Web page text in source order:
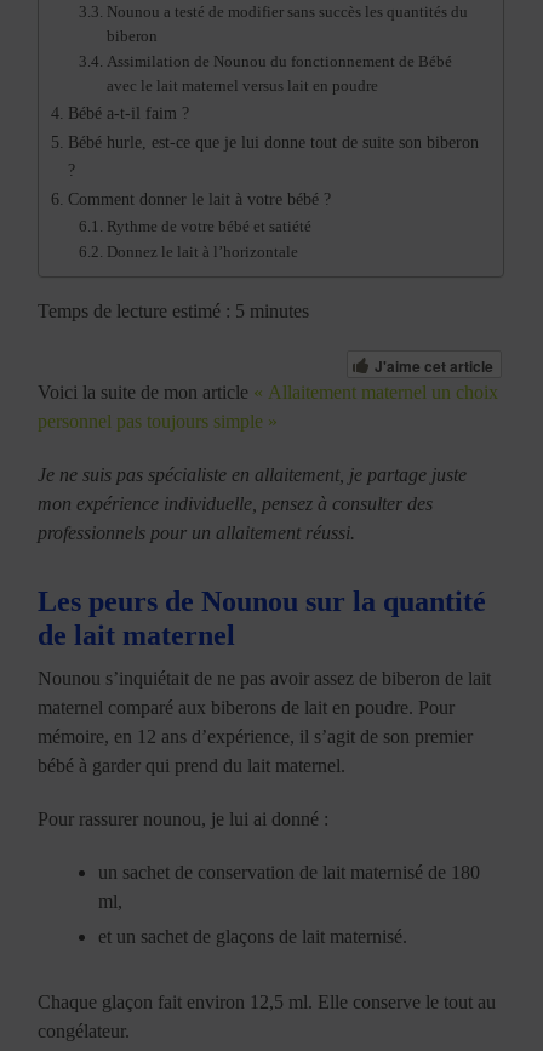
Nounou a testé de modifier sans succès les quantités du
biberon
Assimilation de Nounou du fonctionnement de Bébé
avec le lait maternel versus lait en poudre
Bébé a-t-il faim ?
Bébé hurle, est-ce que je lui donne tout de suite son biberon
?
Comment donner le lait à votre bébé ?
Rythme de votre bébé et satiété
Donnez le lait à l’horizontale
Temps de lecture estimé : 5 minutes
J'aime cet article
Voici la suite de mon article « Allaitement maternel un choix
personnel pas toujours simple »
Je ne suis pas spécialiste en allaitement, je partage juste
mon expérience individuelle, pensez à consulter des
professionnels pour un allaitement réussi.
Les peurs de Nounou sur la quantité
de lait maternel
Nounou s’inquiétait de ne pas avoir assez de biberon de lait
maternel comparé aux biberons de lait en poudre. Pour
mémoire, en 12 ans d’expérience, il s’agit de son premier
bébé à garder qui prend du lait maternel.
Pour rassurer nounou, je lui ai donné :
un sachet de conservation de lait maternisé de 180
ml,
et un sachet de glaçons de lait maternisé.
Chaque glaçon fait environ 12,5 ml. Elle conserve le tout au
congélateur.